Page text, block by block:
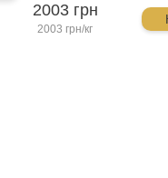
2003 грн
2003 грн/кг